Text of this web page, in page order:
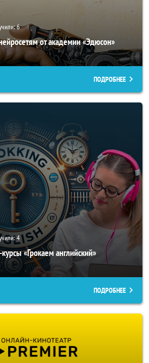
6
от академии «Эдюсон»
ПОДРОБНЕЕ
4
«Грокаем английский»
ПОДРОБНЕЕ